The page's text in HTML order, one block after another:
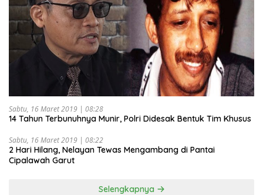
Sabtu, 16 Maret 2019 | 08:28
14 Tahun Terbunuhnya Munir, Polri Didesak Bentuk Tim Khusus
Sabtu, 16 Maret 2019 | 08:22
2 Hari Hilang, Nelayan Tewas Mengambang di Pantai
Cipalawah Garut
Selengkapnya